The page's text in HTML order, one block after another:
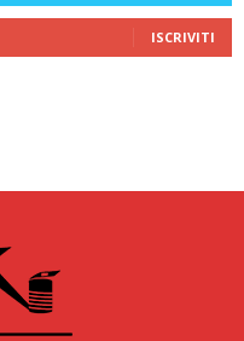
ISCRIVITI